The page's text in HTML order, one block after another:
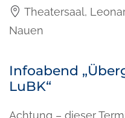
Theatersaal,
Nauen
Infoabend
LuBK“
Achtung – dieser